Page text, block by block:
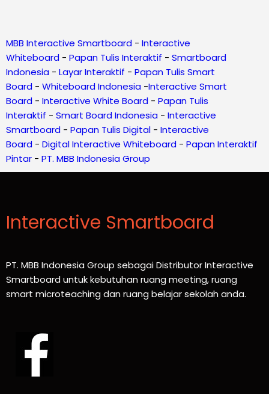
MBB Interactive Smartboard - Interactive
Whiteboard - Papan Tulis Interaktif - Smartboard
Indonesia - Layar Interaktif - Papan Tulis Smart
Board - Whiteboard Indonesia -Interactive Smart
Board - Interactive White Board - Papan Tulis
Interaktif - Smart Board Indonesia - Interactive
Smartboard - Papan Tulis Digital - Interactive
Board - Digital Interactive Whiteboard - Papan Interaktif
Pintar - PT. MBB Indonesia Group
Interactive Smartboard
PT. MBB Indonesia Group sebagai Distributor Interactive
Smartboard untuk kebutuhan ruang meeting, ruang
smart microteaching dan ruang belajar sekolah anda.